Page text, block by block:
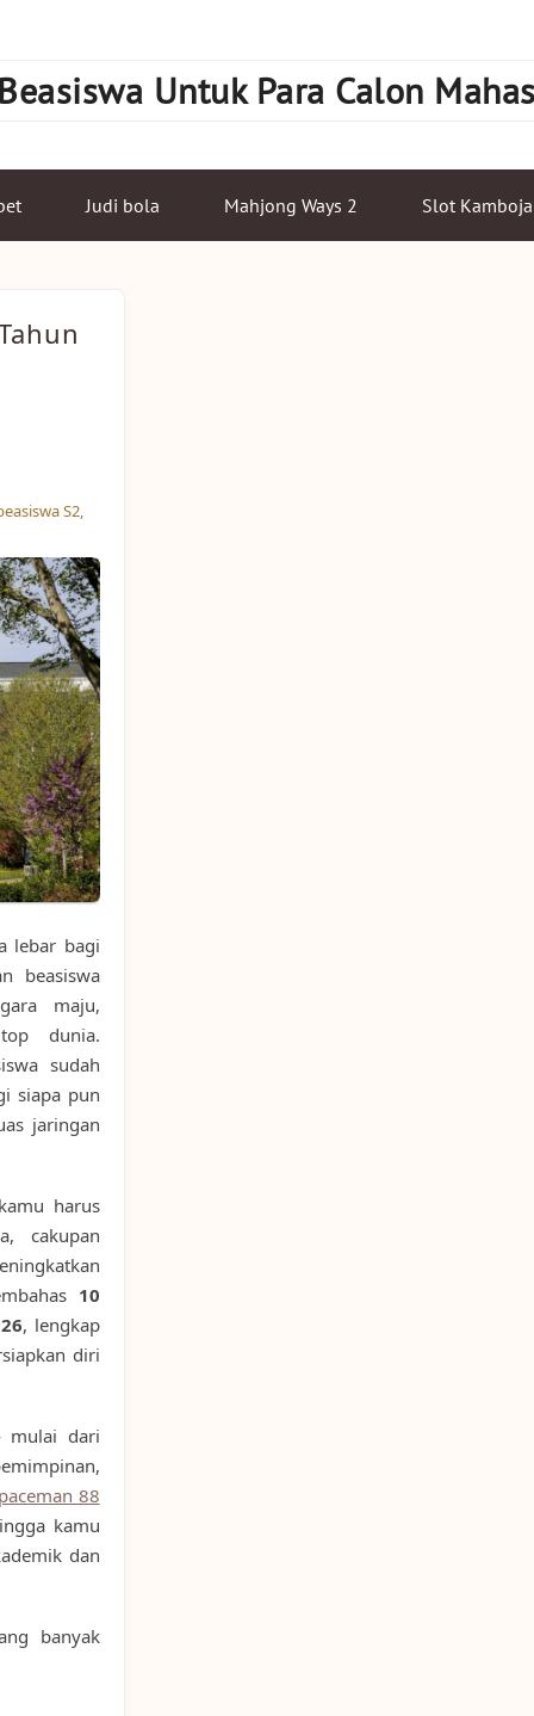
Untuk Para Calon
Judi bola Mahjong Ways 2 Slot Kamboja
S2,
lebar bagi
beasiswa
maju,
dunia.
sudah
siapa pun
jaringan
harus
cakupan
10
, lengkap
diri
mulai dari
88
kamu
dan
banyak